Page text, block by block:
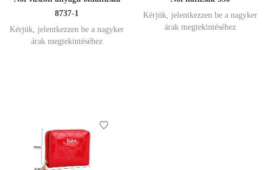
8737-1
Kérjük, jelentkezzen be a nagyker
árak megtekintéséhez
Kérjük, jelentkezzen be a nagyker
árak megtekintéséhez